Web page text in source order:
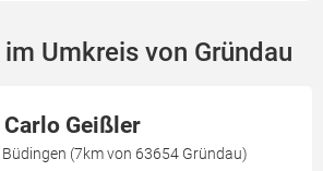
Umkreis von Gründau
Geißler
(7km von 63654 Gründau)